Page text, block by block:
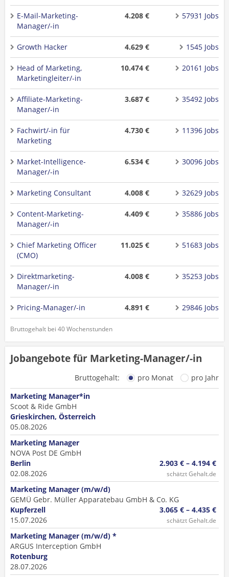
E-Mail-Marketing-
Manager/-in
4.208 € 57931 Jobs
Growth Hacker 4.629 € 1545 Jobs
Head of Marketing,
Marketingleiter/-in
10.474 € 20161 Jobs
Affiliate-Marketing-
Manager/-in
3.687 € 35492 Jobs
Fachwirt/-in für
Marketing
4.730 € 11396 Jobs
Market-Intelligence-
Manager/-in
6.534 € 30096 Jobs
Marketing Consultant 4.008 € 32629 Jobs
Content-Marketing-
Manager/-in
4.409 € 35886 Jobs
Chief Marketing Officer
(CMO)
11.025 € 51683 Jobs
Direktmarketing-
Manager/-in
4.008 € 35253 Jobs
Pricing-Manager/-in 4.891 € 29846 Jobs
Bruttogehalt bei 40 Wochenstunden
Jobangebote für Marketing-Manager/-in
Bruttogehalt: pro Monat
pro Jahr
Marketing Manager*in
Scoot & Ride GmbH
Grieskirchen, Österreich
05.08.2026
Marketing Manager
NOVA Post DE GmbH
Berlin
02.08.2026
2.903 € – 4.194 €
schätzt Gehalt.de
Marketing Manager (m/w/d)
GEMÜ Gebr. Müller Apparatebau GmbH & Co. KG
Kupferzell
15.07.2026
3.065 € – 4.435 €
schätzt Gehalt.de
Marketing Manager (m/w/d) *
ARGUS Interception GmbH
Rotenburg
28.07.2026